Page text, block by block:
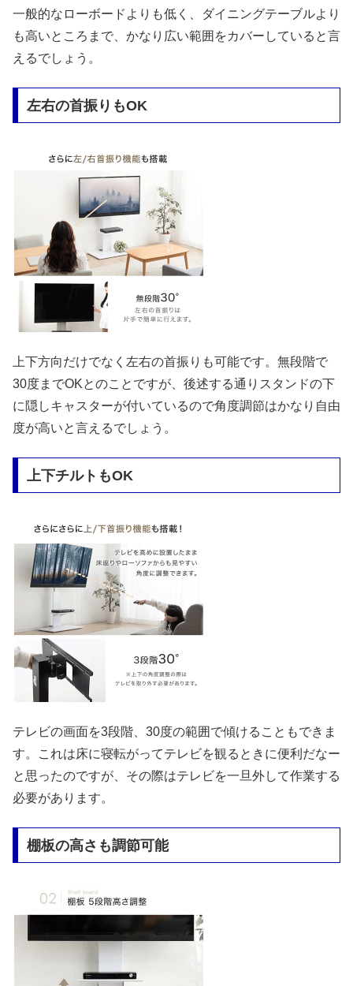
一般的なローボードよりも低く、ダイニングテーブルより
も高いところまで、かなり広い範囲をカバーしていると言
えるでしょう。
左右の首振りもOK
上下方向だけでなく左右の首振りも可能です。無段階で
30度までOKとのことですが、後述する通りスタンドの下
に隠しキャスターが付いているので角度調節はかなり自由
度が高いと言えるでしょう。
上下チルトもOK
テレビの画面を3段階、30度の範囲で傾けることもできま
す。これは床に寝転がってテレビを観るときに便利だなー
と思ったのですが、その際はテレビを一旦外して作業する
必要があります。
棚板の高さも調節可能